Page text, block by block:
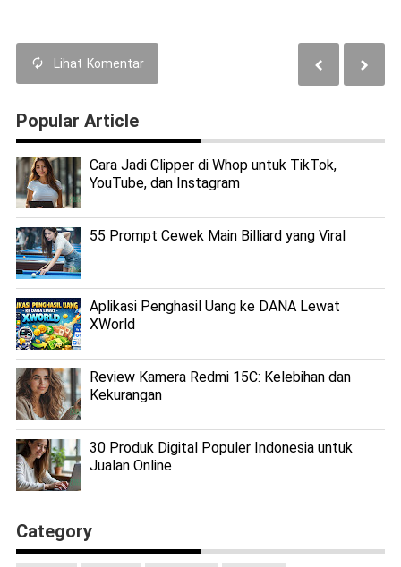
Lihat Komentar
Popular Article
Cara Jadi Clipper di Whop untuk TikTok,
YouTube, dan Instagram
55 Prompt Cewek Main Billiard yang Viral
Aplikasi Penghasil Uang ke DANA Lewat
XWorld
Review Kamera Redmi 15C: Kelebihan dan
Kekurangan
30 Produk Digital Populer Indonesia untuk
Jualan Online
Category